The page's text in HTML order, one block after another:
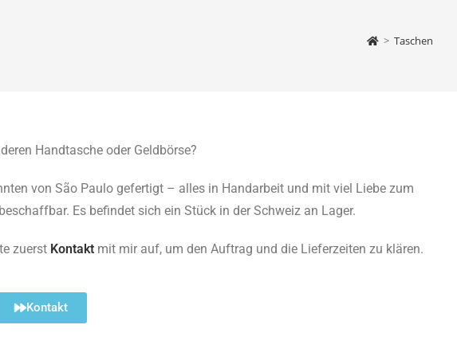
> Taschen
Handtasche oder Geldbörse?
von São Paulo gefertigt – alles in Handarbeit und mit viel Liebe zum
Es befindet sich ein Stück in der Schweiz an Lager.
zuerst Kontakt mit mir auf, um den Auftrag und die Lieferzeiten zu klären.
Kontakt